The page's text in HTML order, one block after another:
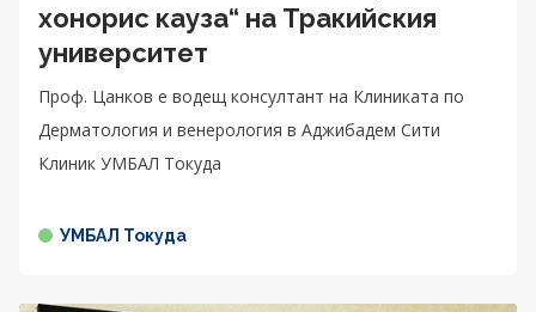
хонорис кауза“ на Тракийския
университет
Проф. Цанков е водещ консултант на Клиниката по
Дерматология и венерология в Аджибадем Сити
Клиник УМБАЛ Токуда
УМБАЛ Токуда